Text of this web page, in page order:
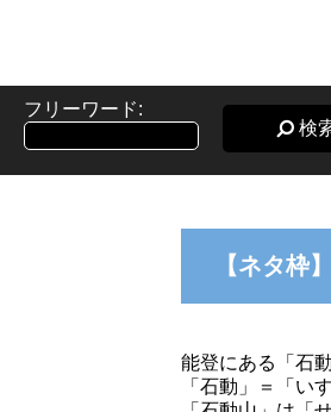
フリーワード:
検
【ネタ枠
能登にある「石動
「石動」＝「い